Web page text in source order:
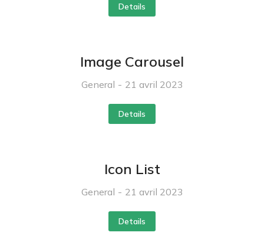
Details
Image Carousel
General 21 avril 2023
Details
Icon List
General 21 avril 2023
Details